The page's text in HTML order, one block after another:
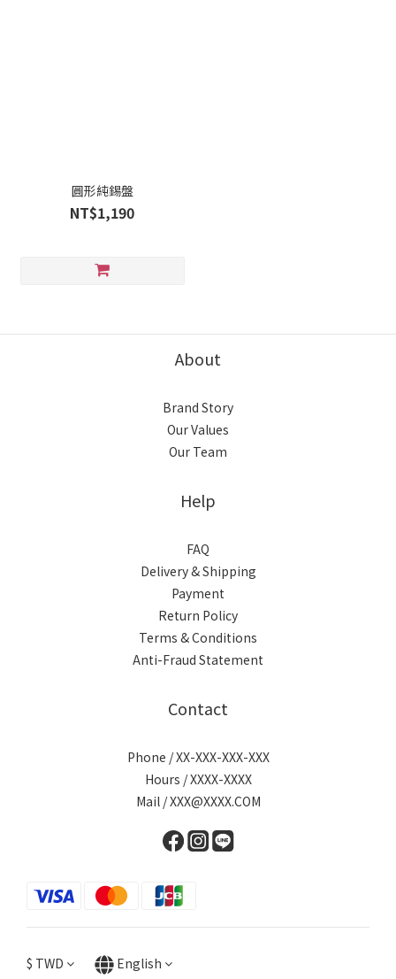
圓形純錫盤
NT$1,190
About
Brand Story
Our Values
Our Team
Help
FAQ
Delivery & Shipping
Payment
Return Policy
Terms & Conditions
Anti-Fraud Statement
Contact
Phone / XX-XXX-XXX-XXX
Hours / XXXX-XXXX
Mail / XXX@XXXX.COM
$ TWD English